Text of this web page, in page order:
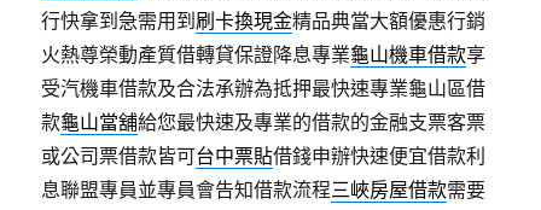
行快拿到急需用到 刷卡換現金精品典當大額優惠行銷
火熱尊榮動產質借轉貸保證降息專業龜山機車借款享
受汽機車借款及合法承辦為抵押最快速專業龜山區借
款龜山當舖給您最快速及專業的借款的金融支票客票
或公司票借款皆可台中票貼借錢申辦快速便宜借款利
息聯盟專員並專員會告知借款流程三峽房屋借款需要